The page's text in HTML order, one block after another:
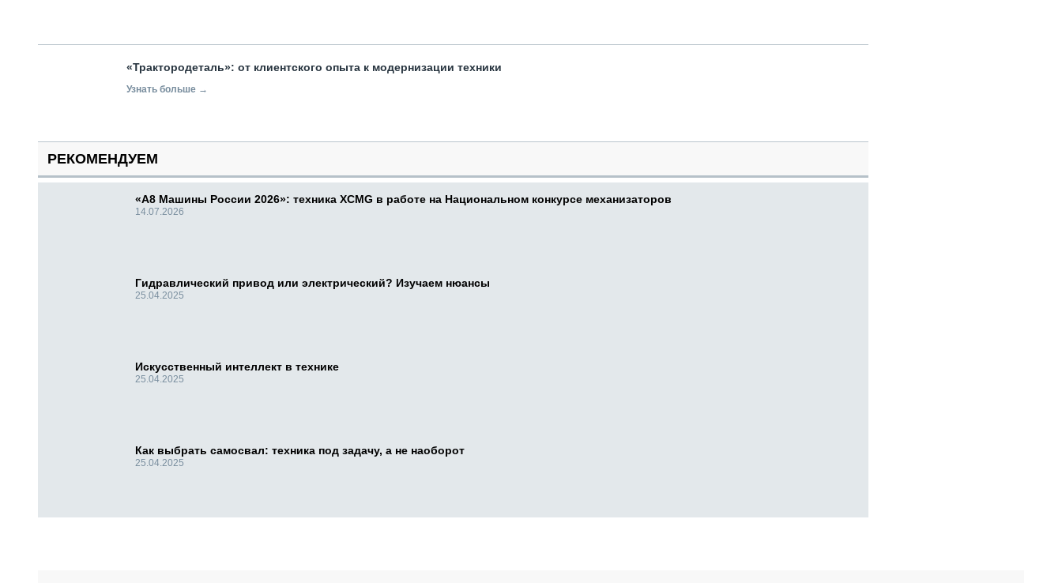
«Трактородеталь»: от клиентского опыта к модернизации техники
Узнать больше →
РЕКОМЕНДУЕМ
«А8 Машины России 2026»: техника XCMG в работе на Национальном конкурсе механизаторов
14.07.2026
Гидравлический привод или электрический? Изучаем нюансы
25.04.2025
Искусственный интеллект в технике
25.04.2025
Как выбрать самосвал: техника под задачу, а не наоборот
25.04.2025